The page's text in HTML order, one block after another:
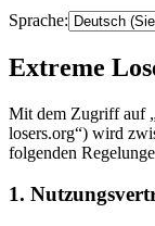
Sprache:
Extreme
Mit dem Zugriff auf
losers.org“) wird
folgenden
1.